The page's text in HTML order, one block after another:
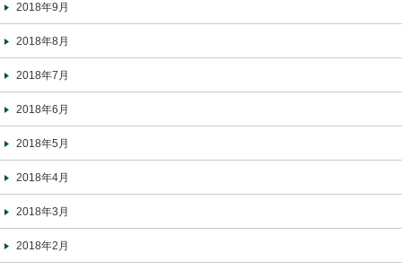
2018年9月
2018年8月
2018年7月
2018年6月
2018年5月
2018年4月
2018年3月
2018年2月